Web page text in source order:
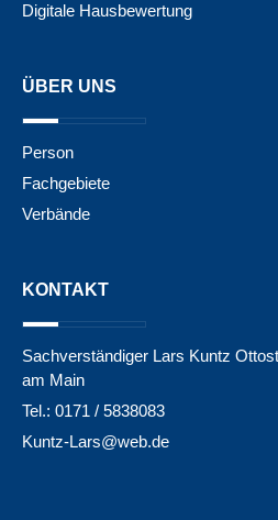
Digitale Hausbewertung
ÜBER UNS
Person
Fachgebiete
Verbände
KONTAKT
Sachverständiger Lars Kuntz
am Main
Tel.: 0171 / 5838083
Kuntz-Lars@web.de